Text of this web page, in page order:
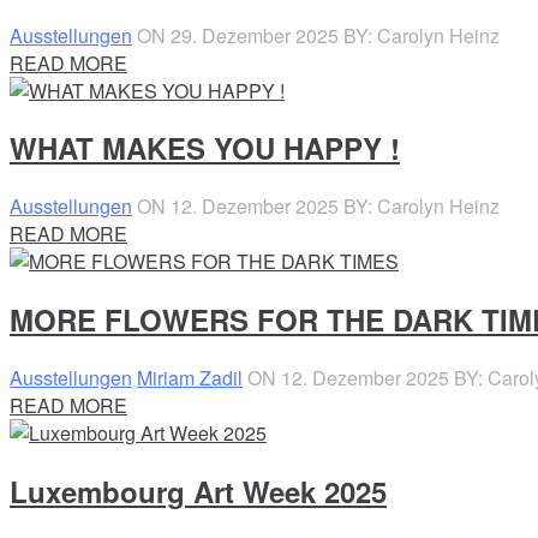
Ausstellungen ON 29. Dezember 2025 BY: Carolyn Heinz
READ MORE
WHAT MAKES YOU HAPPY !
Ausstellungen ON 12. Dezember 2025 BY: Carolyn Heinz
READ MORE
MORE FLOWERS FOR THE DARK
Ausstellungen Miriam Zadil ON 12. Dezember 2025 BY:
READ MORE
Luxembourg Art Week 2025